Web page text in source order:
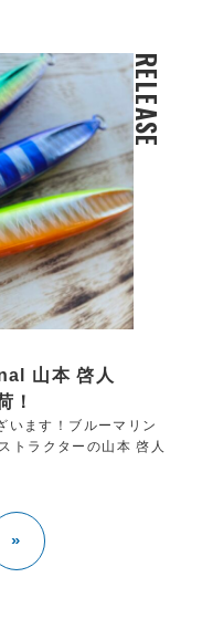
RELEASE
山本 啓人
！
います！ブルーマリン
トラクターの山本 啓人
»